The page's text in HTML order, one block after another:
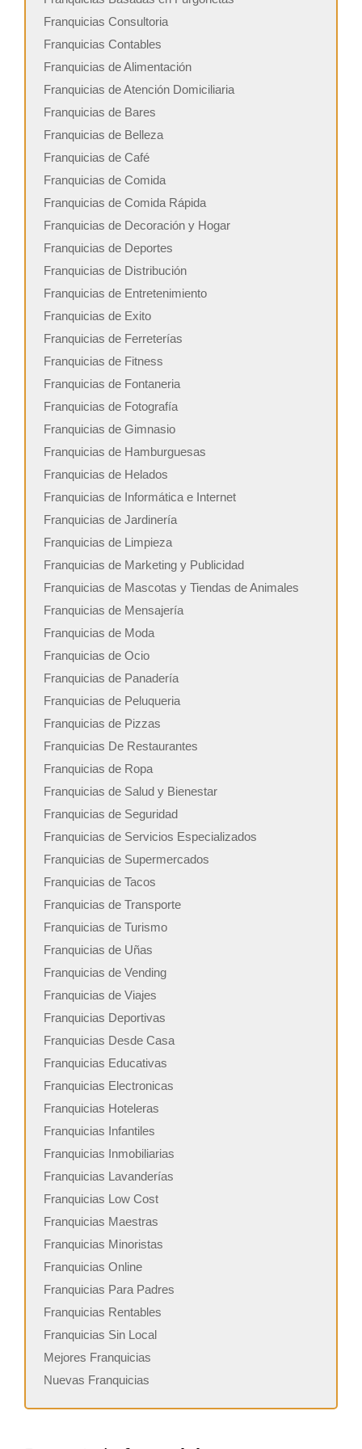
Franquicias Consultoria
Franquicias Contables
Franquicias de Alimentación
Franquicias de Atención Domiciliaria
Franquicias de Bares
Franquicias de Belleza
Franquicias de Café
Franquicias de Comida
Franquicias de Comida Rápida
Franquicias de Decoración y Hogar
Franquicias de Deportes
Franquicias de Distribución
Franquicias de Entretenimiento
Franquicias de Exito
Franquicias de Ferreterías
Franquicias de Fitness
Franquicias de Fontaneria
Franquicias de Fotografía
Franquicias de Gimnasio
Franquicias de Hamburguesas
Franquicias de Helados
Franquicias de Informática e Internet
Franquicias de Jardinería
Franquicias de Limpieza
Franquicias de Marketing y Publicidad
Franquicias de Mascotas y Tiendas de Animales
Franquicias de Mensajería
Franquicias de Moda
Franquicias de Ocio
Franquicias de Panadería
Franquicias de Peluqueria
Franquicias de Pizzas
Franquicias De Restaurantes
Franquicias de Ropa
Franquicias de Salud y Bienestar
Franquicias de Seguridad
Franquicias de Servicios Especializados
Franquicias de Supermercados
Franquicias de Tacos
Franquicias de Transporte
Franquicias de Turismo
Franquicias de Uñas
Franquicias de Vending
Franquicias de Viajes
Franquicias Deportivas
Franquicias Desde Casa
Franquicias Educativas
Franquicias Electronicas
Franquicias Hoteleras
Franquicias Infantiles
Franquicias Inmobiliarias
Franquicias Lavanderías
Franquicias Low Cost
Franquicias Maestras
Franquicias Minoristas
Franquicias Online
Franquicias Para Padres
Franquicias Rentables
Franquicias Sin Local
Mejores Franquicias
Nuevas Franquicias